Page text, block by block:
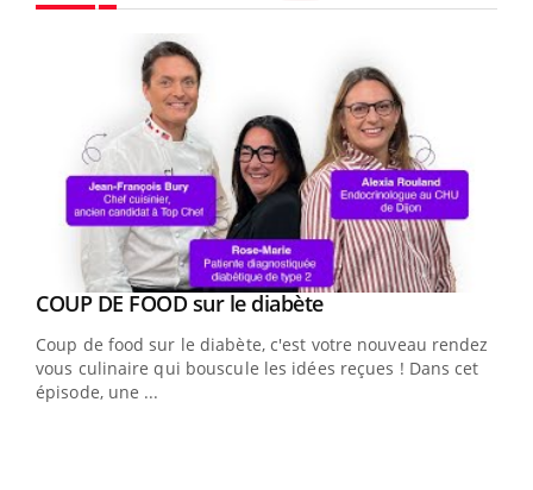
Youtube
COUP DE FOOD sur le diabèteYoutube
Coup de food sur le diabète, c'est votre nouveau rendez-
vous culinaire qui bouscule les idées reçues ! Dans cet
épisode, une ...
Youtube
Quand l’entreprise mise sur le bien être global
"Les rendez-vous de la santé et de la qualité de vie au
travail" de Pourquoi Docteur reçoivent Régis Blugeon,
DRH et directeur ...